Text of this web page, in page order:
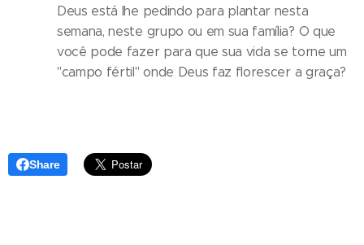
Deus está lhe pedindo para plantar nesta
semana, neste grupo ou em sua família? O que
você pode fazer para que sua vida se torne um
"campo fértil" onde Deus faz florescer a graça?
Share